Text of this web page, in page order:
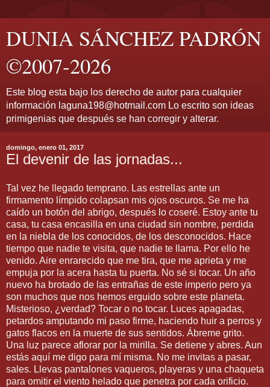
DUNIA SÁNCHEZ PADRÓN
©2007-2026
Este blog esta bajo los derecho de autor para cualquier
información laguna198@hotmail.com Lo escrito son ideas
primigenias que después se han corregir y alterar.
domingo, enero 01, 2017
El devenir de las jornadas...
Tal vez he llegado temprano. Las estrellas ante un
firmamento límpido colapsan mis ojos oscuros. Se me ha
caído un botón del abrigo, después lo coseré. Estoy ante tu
casa, tu casa encasilla en una ciudad sin nombre, perdida
en la niebla de los conocidos, de los desconocidos. Hace
tiempo que nadie te visita, que nadie te llama. Por ello he
venido. Aire enrarecido que me tira, que me aprieta y me
empuja por la acera hasta tu puerta. No sé si tocar. Un año
nuevo ha brotado de las entrañas de este imperio pero ya
son muchos que nos hemos erguido sobre este planeta.
Misterioso, ¿verdad? Tocar o no tocar. Luces apagadas,
petardos amputando mi paso firme, haciendo huir a perros y
gatos flacos en la muerte de sus sentidos. Ábreme grito.
Una luz parece aflorar por la mirilla. Se detiene y abres. Aun
estás aquí me digo para mí misma. No me invitas a pasar,
sales. Llevas pantalones vaqueros, playeras y una chaqueta
para omitir el viento helado que penetra por cada orificio.